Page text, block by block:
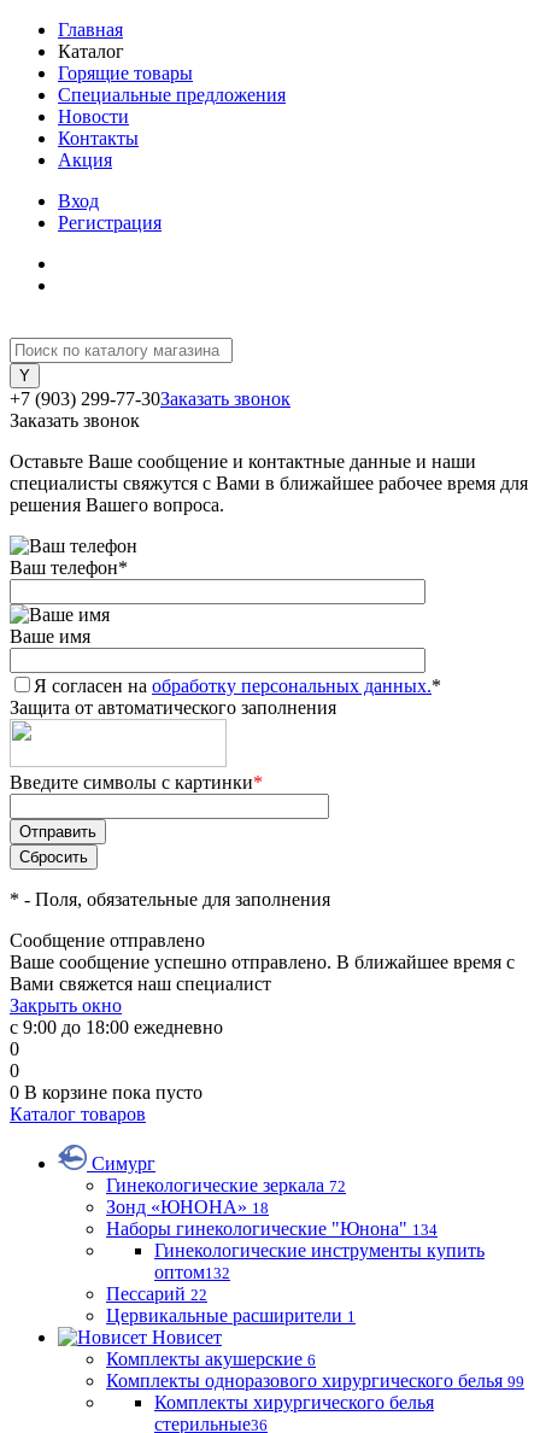
Главная
Каталог
Горящие товары
Специальные предложения
Новости
Контакты
Акция
Вход
Регистрация
+7 (903) 299-77-30Заказать звонок
Заказать звонок
Оставьте Ваше сообщение и контактные данные и наши
специалисты свяжутся с Вами в ближайшее рабочее время для
решения Вашего вопроса.
Ваш телефон*
Ваше имя
Я согласен на обработку персональных данных.*
Защита от автоматического заполнения
Введите символы с картинки*
* - Поля, обязательные для заполнения
Сообщение отправлено
Ваше сообщение успешно отправлено. В ближайшее время с
Вами свяжется наш специалист
Закрыть окно
с 9:00 до 18:00 ежедневно
0
0
0 В корзине пока пусто
Каталог товаров
Симург
Гинекологические зеркала 72
Зонд «ЮНОНА» 18
Наборы гинекологические "Юнона" 134
Гинекологические инструменты купить
оптом132
Пессарий 22
Цервикальные расширители 1
Новисет
Комплекты акушерские 6
Комплекты одноразового хирургического белья 99
Комплекты хирургического белья
стерильные36